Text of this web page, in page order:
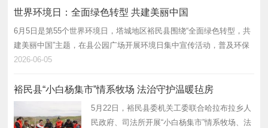
关单位及爱心驾驶员代表参加启动仪式。现…
世界环境日：全面绿色转型 共建美丽中国
6月5日是第55个世界环境日，塔城地区裕民县围绕“全面绿色转型，共
建美丽中国”主题，在县公园广场开展环境日集中宣传活动，普及环保
法律法规与绿色生活知识，营造全民参与生态保护的浓厚氛围。 活动
2026-06-05
裕民县“小白杨集市”情系牧场 法治守护温暖毡房
5月22日，裕民县委机关工委联合哈拉布拉乡人
民政府、司法所开展“小白杨集市”情系牧场、法